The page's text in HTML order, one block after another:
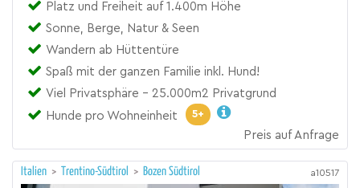
Platz und Freiheit auf 1.400m Höhe
Sonne, Berge, Natur & Seen
Wandern ab Hüttentüre
Spaß mit der ganzen Familie inkl. Hund!
Viel Privatsphäre - 25.000m2 Privatgrund
Hunde pro Wohneinheit
5+
Preis auf Anfrage
Italien > Trentino-Südtirol > Bozen Südtirol a10517